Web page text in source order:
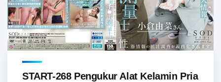
START-268 Pengukur Alat Kelamin Pria